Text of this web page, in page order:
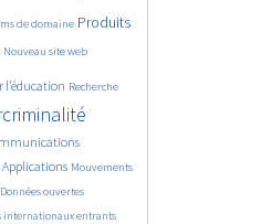
de domaine Produits
Nouveau site web
l’éducation Recherche
Applications Mouvements
ouvertes
internationaux entrants